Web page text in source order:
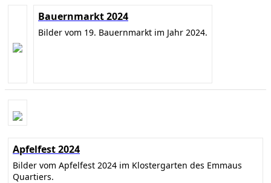
Bauernmarkt 2024
Bilder vom 19. Bauernmarkt im Jahr 2024.
Apfelfest 2024
Bilder vom Apfelfest 2024 im Klostergarten des Emmaus
Quartiers.